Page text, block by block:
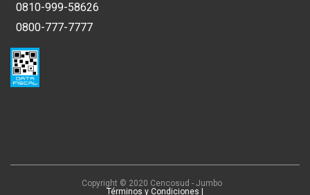
0810-999-58626
0800-777-7777
Copyright © 2020 Cencosud - Jumbo
Términos y Condiciones |